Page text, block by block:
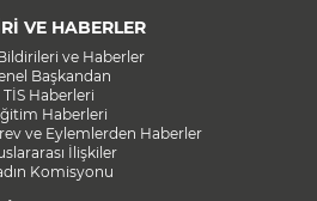
VE HABERLER
ve Haberler
Başkandan
TİS Haberleri
Haberleri
ve Eylemlerden Haberler
İlişkiler
Komisyonu